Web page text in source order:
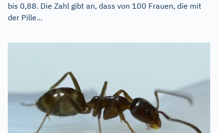
bis 0,88. Die Zahl gibt an, dass von 100 Frauen, die mit
der Pille...